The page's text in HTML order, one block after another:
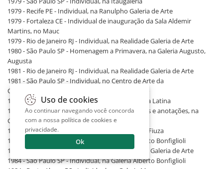
1979 - Recife PE - Individual, na Ranulpho Galeria de Arte
1979 - Fortaleza CE - Individual de inauguração da Sala Aldemir
Martins, no Mauc
1979 - Rio de Janeiro RJ - Individual, na Realidade Galeria de Arte
1980 - São Paulo SP - Homenagem a Primavera, na Galeria Augusto,
Augusta
1981 - Rio de Janeiro RJ - Individual, na Realidade Galeria de Arte
1981 - São Paulo SP - Individual, no Centro de Arte da
Ordem/Sindicato dos Economistas de São Paulo
1981 - Estocolmo (Suécia) - Litografias, na Galeria Latina
1982 - São Paulo SP - Aldemir Martins: rascunhos e anotações, na
Galeria Augusto, Augusta
1982 - Fortaleza CE - Individual, na Galeria Ignez Fiuza
1982 - São Paulo SP - Individual, na Galeria Alberto Bonfiglioli
1983 - Rio de Janeiro RJ - Individual, na Realidade Galeria de Arte
1984 - São Paulo SP - Individual, na Galeria Alberto Bonfiglioli
Uso de cookies
Ao continuar navegando você concorda
com a nossa política de cookies e
privacidade.
Ok